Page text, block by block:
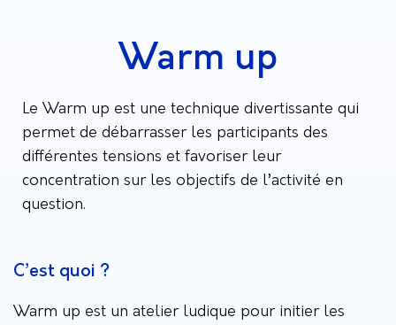
Warm up
Le Warm up est une technique divertissante qui
permet de débarrasser les participants des
différentes tensions et favoriser leur
concentration sur les objectifs de l’activité en
question.
C’est quoi ?
Warm up est un atelier ludique pour initier les